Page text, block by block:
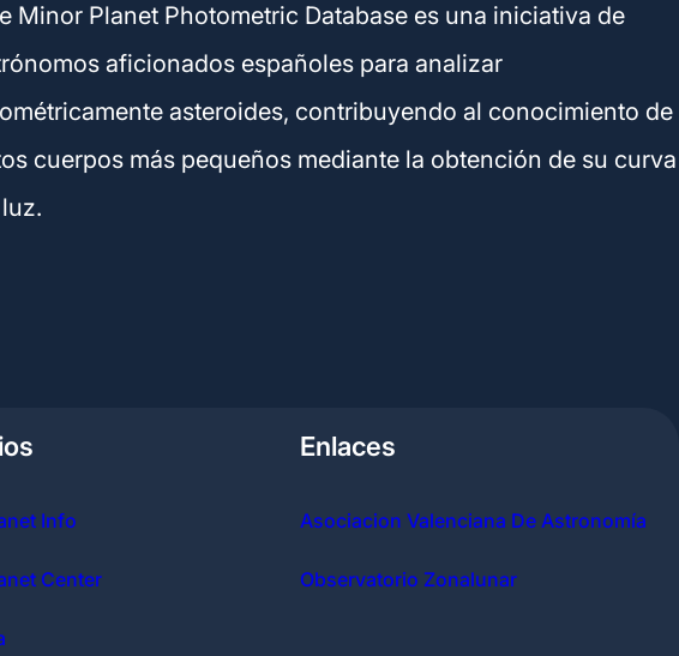
Minor Planet Photometric Database es una iniciativa de
aficionados españoles para analizar
asteroides, contribuyendo al conocimiento de
cuerpos más pequeños mediante la obtención de su curva
Info
Center
Enlaces
Asociacion Valenciana De Astronomía
Observatorio Zonalunar